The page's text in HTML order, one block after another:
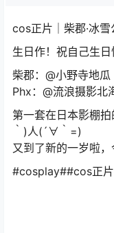
cos正片｜柴郡·冰雪
生日作！祝自己生
柴郡：@小野寺地瓜
Phx：@流浪摄影北
第一套在日本影棚
｀)人(´∀｀=)
又到了新的一岁啦
#cosplay##cos正